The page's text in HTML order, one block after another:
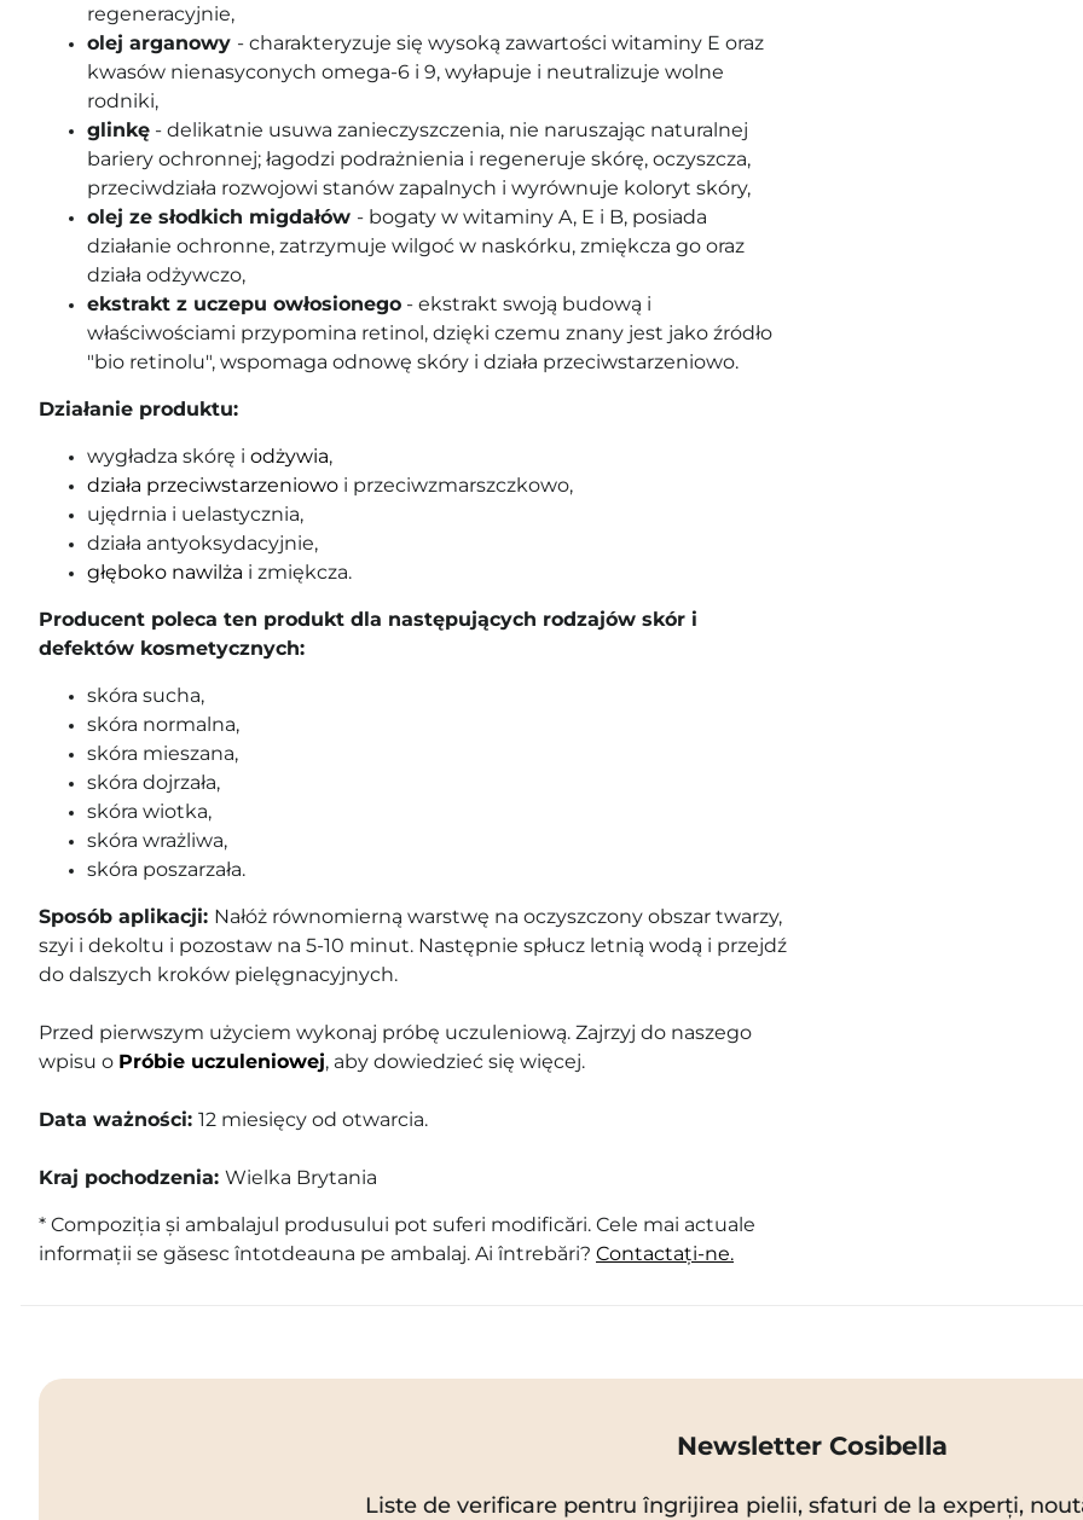
regeneracyjnie,
olej arganowy - charakteryzuje się wysoką zawartości witaminy E oraz
kwasów nienasyconych omega-6 i 9, wyłapuje i neutralizuje wolne
rodniki,
glinkę - delikatnie usuwa zanieczyszczenia, nie naruszając naturalnej
bariery ochronnej; łagodzi podrażnienia i regeneruje skórę, oczyszcza,
przeciwdziała rozwojowi stanów zapalnych i wyrównuje koloryt skóry,
olej ze słodkich migdałów - bogaty w witaminy A, E i B, posiada
działanie ochronne, zatrzymuje wilgoć w naskórku, zmiękcza go oraz
działa odżywczo,
ekstrakt z uczepu owłosionego - ekstrakt swoją budową i
właściwościami przypomina retinol, dzięki czemu znany jest jako źródło
"bio retinolu", wspomaga odnowę skóry i działa przeciwstarzeniowo.
Działanie produktu:
wygładza skórę i odżywia,
działa przeciwstarzeniowo i przeciwzmarszczkowo,
ujędrnia i uelastycznia,
działa antyoksydacyjnie,
głęboko nawilża i zmiękcza.
Producent poleca ten produkt dla następujących rodzajów skór i
defektów kosmetycznych:
skóra sucha,
skóra normalna,
skóra mieszana,
skóra dojrzała,
skóra wiotka,
skóra wrażliwa,
skóra poszarzała.
Sposób aplikacji: Nałóż równomierną warstwę na oczyszczony obszar twarzy,
szyi i dekoltu i pozostaw na 5-10 minut. Następnie spłucz letnią wodą i przejdź
do dalszych kroków pielęgnacyjnych.
Przed pierwszym użyciem wykonaj próbę uczuleniową. Zajrzyj do naszego
wpisu o Próbie uczuleniowej, aby dowiedzieć się więcej.
Data ważności: 12 miesięcy od otwarcia.
Kraj pochodzenia: Wielka Brytania
* Compoziția și ambalajul produsului pot suferi modificări. Cele mai actuale
informații se găsesc întotdeauna pe ambalaj. Ai întrebări? Contactați-ne.
Newsletter Cosibella
Liste de verificare pentru îngrijirea pielii, sfaturi de la experți,